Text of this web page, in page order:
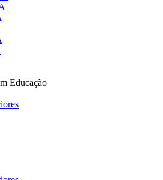
Educação